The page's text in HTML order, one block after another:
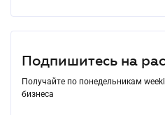
Подпишитесь на
Получайте по понедельникам
бизнеса